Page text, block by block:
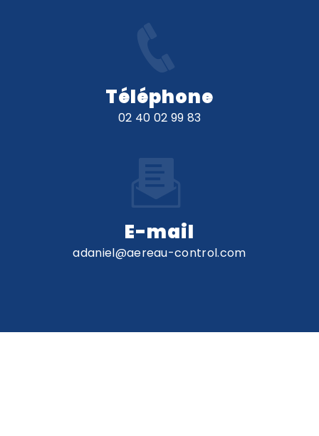
Téléphone
02 40 02 99 83
E-mail
adaniel@aereau-control.com